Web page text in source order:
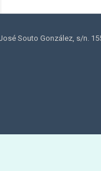
Souto González, s/n.